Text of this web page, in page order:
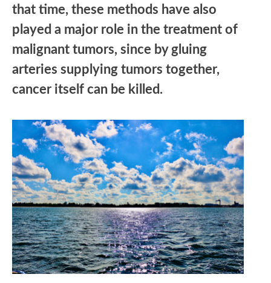
that time, these methods have also
played a major role in the treatment of
malignant tumors, since by gluing
arteries supplying tumors together,
cancer itself can be killed.